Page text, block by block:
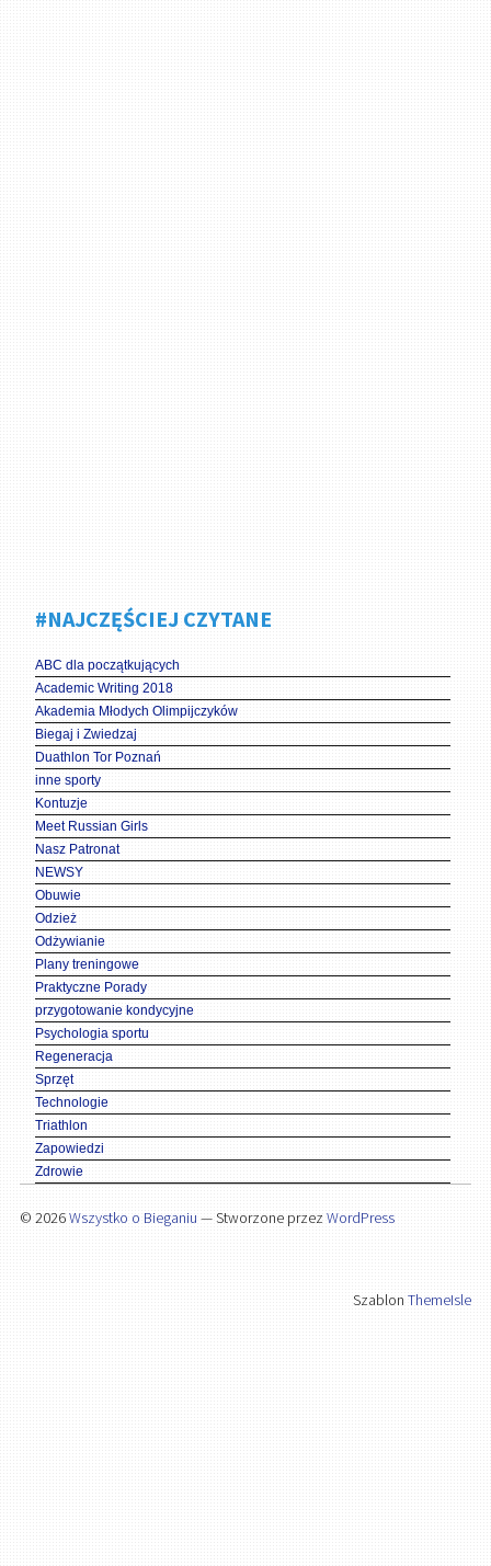
#NAJCZĘŚCIEJ CZYTANE
ABC dla początkujących
Academic Writing 2018
Akademia Młodych Olimpijczyków
Biegaj i Zwiedzaj
Duathlon Tor Poznań
inne sporty
Kontuzje
Meet Russian Girls
Nasz Patronat
NEWSY
Obuwie
Odzież
Odżywianie
Plany treningowe
Praktyczne Porady
przygotowanie kondycyjne
Psychologia sportu
Regeneracja
Sprzęt
Technologie
Triathlon
Zapowiedzi
Zdrowie
© 2026Wszystko o Bieganiu — Stworzone przez WordPress
SzablonThemeIsle